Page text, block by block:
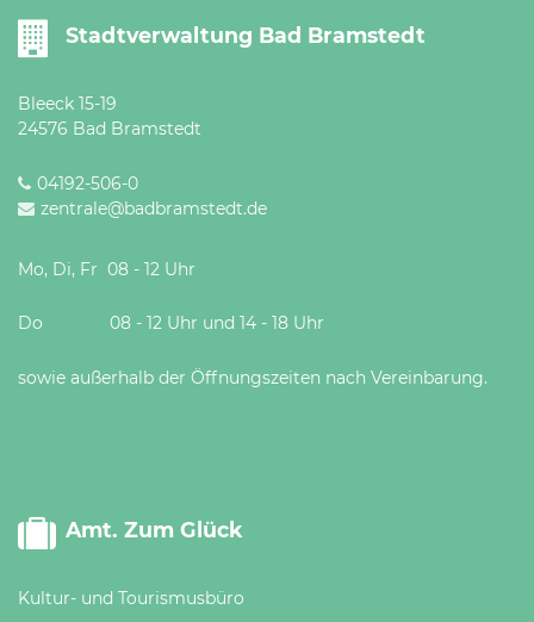
Stadtverwaltung Bad Bramstedt
Bleeck 15-19
24576 Bad Bramstedt
04192-506-0
zentrale@badbramstedt.de
Mo, Di, Fr 08 - 12 Uhr
Do 08 - 12 Uhr und 14 - 18 Uhr
sowie außerhalb der Öffnungszeiten nach Vereinbarung.
Amt. Zum Glück
Kultur- und Tourismusbüro